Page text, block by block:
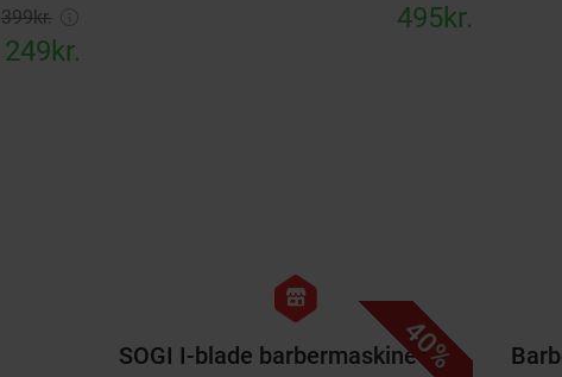
399kr.
249kr.
495kr.
40%
hexagon
store
SOGI I-blade barbermaskine